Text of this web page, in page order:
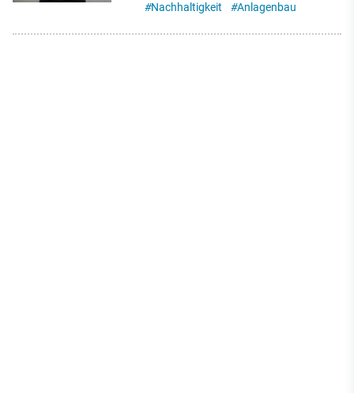
#Nachhaltigkeit #Anlagenbau